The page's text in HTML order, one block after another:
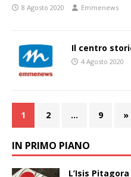
8 Agosto 2020 Emmenews
Il centro
4 Agosto 2020
1 2 … 9 »
IN PRIMO PIANO
L’Isis